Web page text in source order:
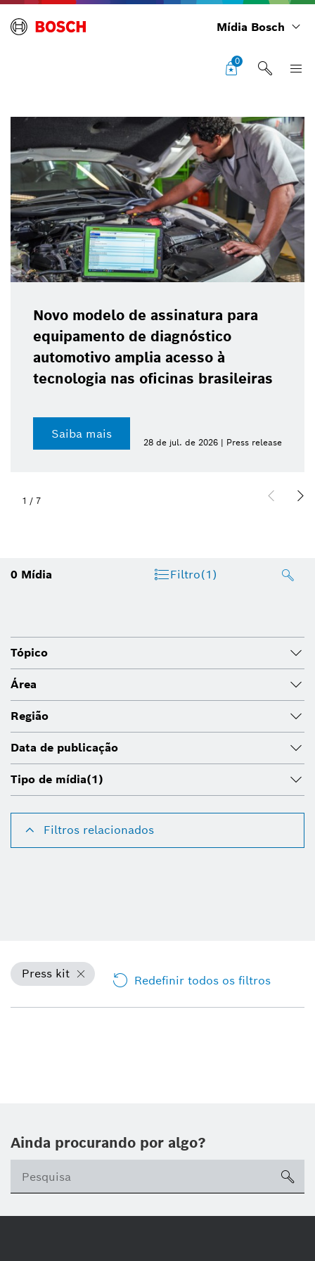
Mídia Bosch
0
Novo modelo de assinatura para
equipamento de diagnóstico
automotivo amplia acesso à
tecnologia nas oficinas brasileiras
Saiba mais
28 de jul. de 2026 | Press release
1 / 7
0 Mídia Filtro(1)
Tópico
Área
Região
Data de publicação
Tipo de mídia(1)
Filtros relacionados
Press kit Redefinir todos os filtros
Ainda procurando por algo?